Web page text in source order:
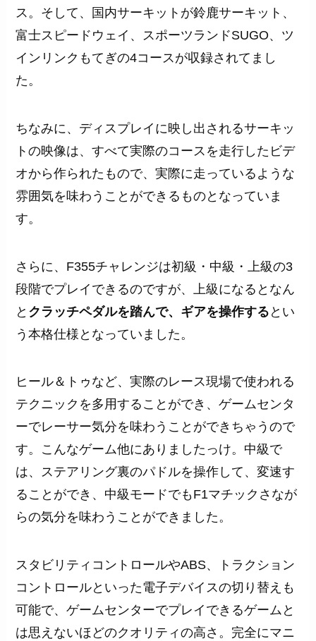
ス。そして、国内サーキットが鈴鹿サーキット、
富士スピードウェイ、スポーツランドSUGO、ツ
インリンクもてぎの4コースが収録されてまし
た。
ちなみに、ディスプレイに映し出されるサーキッ
トの映像は、すべて実際のコースを走行したビデ
オから作られたもので、実際に走っているような
雰囲気を味わうことができるものとなっていま
す。
さらに、F355チャレンジは初級・中級・上級の3
段階でプレイできるのですが、上級になるとなん
と クラッチペダルを踏んで、ギアを操作する とい
う本格仕様となっていました。
ヒール＆トゥなど、実際のレース現場で使われる
テクニックを多用することができ、ゲームセンタ
ーでレーサー気分を味わうことができちゃうので
す。こんなゲーム他にありましたっけ。中級で
は、ステアリング裏のパドルを操作して、変速す
ることができ、中級モードでもF1マチックさなが
らの気分を味わうことができました。
スタビリティコントロールやABS、トラクション
コントロールといった電子デバイスの切り替えも
可能で、ゲームセンターでプレイできるゲームと
は思えないほどのクオリティの高さ。完全にマニ